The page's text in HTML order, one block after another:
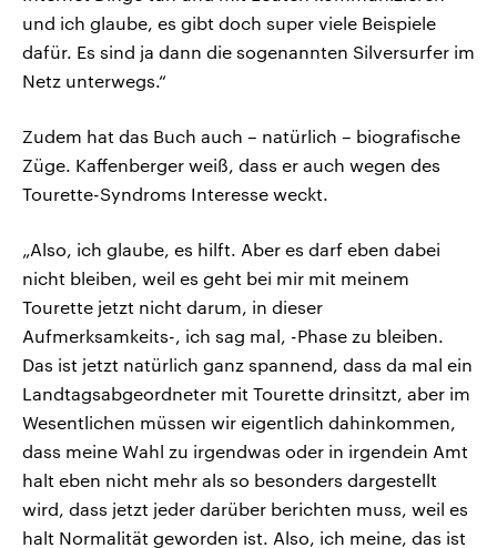
und ich glaube, es gibt doch super viele Beispiele
dafür. Es sind ja dann die sogenannten Silversurfer im
Netz unterwegs.“
Zudem hat das Buch auch – natürlich – biografische
Züge. Kaffenberger weiß, dass er auch wegen des
Tourette-Syndroms Interesse weckt.
„Also, ich glaube, es hilft. Aber es darf eben dabei
nicht bleiben, weil es geht bei mir mit meinem
Tourette jetzt nicht darum, in dieser
Aufmerksamkeits-, ich sag mal, -Phase zu bleiben.
Das ist jetzt natürlich ganz spannend, dass da mal ein
Landtagsabgeordneter mit Tourette drinsitzt, aber im
Wesentlichen müssen wir eigentlich dahinkommen,
dass meine Wahl zu irgendwas oder in irgendein Amt
halt eben nicht mehr als so besonders dargestellt
wird, dass jetzt jeder darüber berichten muss, weil es
halt Normalität geworden ist. Also, ich meine, das ist